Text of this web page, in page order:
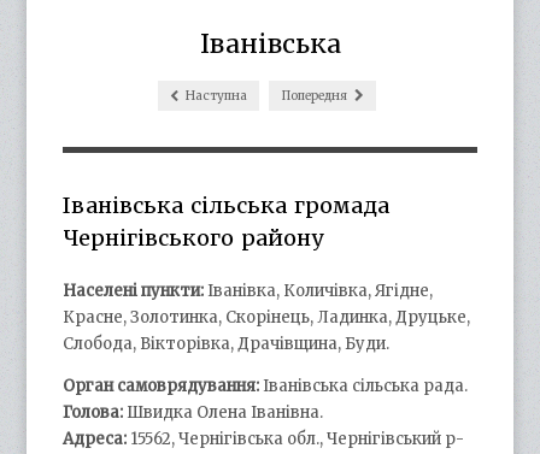
Іванівська
Наступна Попередня
Іванівська сільська громада
Чернігівського району
Населені пункти:Іванівка, Количівка, Ягідне,
Красне, Золотинка, Скорінець, Ладинка, Друцьке,
Слобода, Вікторівка, Драчівщина, Буди.
Орган самоврядування:Іванівська сільська рада.
Голова:Швидка Олена Іванівна.
Адреса: 15562, Чернігівська обл., Чернігівський р-